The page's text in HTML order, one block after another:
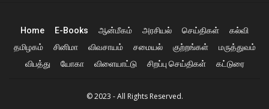
Home E-Books ஆன்மீகம் அரசியல் செய்திகள்
கல்வி
தமிழகம்
சினிமா விவசாயம் சமையல் குற்றங்கள்
மருத்துவம்
விபத்து
யோகா விளையாட்டு சிறப்பு செய்திகள் கட்டுரை
© 2023 - All Rights Reserved.